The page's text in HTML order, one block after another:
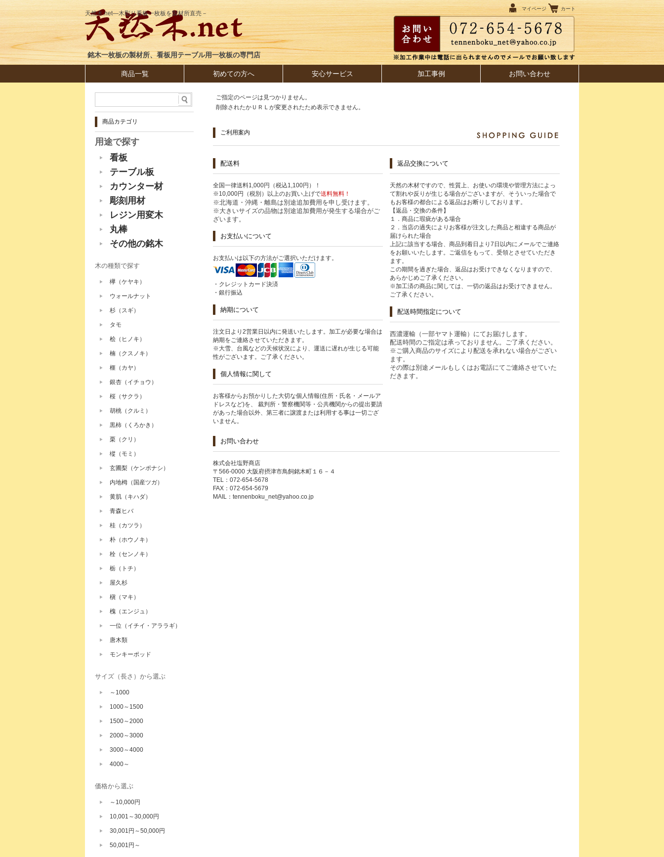
天然木.net―木彫り看板一枚板を製材所直売－
銘木一枚板の製材所、看板用テーブル用一枚板の専門店
マイページ カート
商品一覧 初めての方へ 安心サービス 加工事例 お問い合わせ
ご指定のページは見つかりません。
削除されたかＵＲＬが変更されたため表示できません。
ご利用案内
配送料
全国一律送料1,000円（税込1,100円）！
※10,000円（税別）以上のお買い上げで送料無料！
※北海道・沖縄・離島は別途追加費用を申し受けます。
※大きいサイズの品物は別途追加費用が発生する場合がご
ざいます。
お支払いについて
お支払いは以下の方法がご選択いただけます。
・クレジットカード決済
・銀行振込
納期について
注文日より2営業日以内に発送いたします。加工が必要な場合は
納期をご連絡させていただきます。
※大雪、台風などの天候状況により、運送に遅れが生じる可能
性がございます。ご了承ください。
個人情報に関して
お客様からお預かりした大切な個人情報(住所・氏名・メールア
ドレスなど)を、 裁判所・警察機関等・公共機関からの提出要請
があった場合以外、第三者に譲渡または利用する事は一切ござ
いません。
返品交換について
天然の木材ですので、性質上、お使いの環境や管理方法によっ
て割れや反りが生じる場合がございますが、そういった場合で
もお客様の都合による返品はお断りしております。
【返品・交換の条件】
１．商品に瑕疵がある場合
２．当店の過失によりお客様が注文した商品と相違する商品が
届けられた場合
上記に該当する場合、商品到着日より7日以内にメールでご連絡
をお願いいたします。ご返信をもって、受領とさせていただき
ます。
この期間を過ぎた場合、返品はお受けできなくなりますので、
あらかじめご了承ください。
※加工済の商品に関しては、一切の返品はお受けできません。
ご了承ください。
配送時間指定について
西濃運輸（一部ヤマト運輸）にてお届けします。
配送時間のご指定は承っておりません。ご了承ください。
※ご購入商品のサイズにより配送を承れない場合がござい
ます。
その際は別途メールもしくはお電話にてご連絡させていた
だきます。
お問い合わせ
株式会社塩野商店
〒566-0000 大阪府摂津市鳥飼銘木町１６－４
TEL：072-654-5678
FAX：072-654-5679
MAIL： tennenboku_net@yahoo.co.jp
商品カテゴリ
用途で探す
看板
テーブル板
カウンター材
彫刻用材
レジン用変木
丸棒
その他の銘木
木の種類で探す
欅（ケヤキ）
ウォールナット
杉（スギ）
タモ
桧（ヒノキ）
楠（クスノキ）
榧（カヤ）
銀杏（イチョウ）
桜（サクラ）
胡桃（クルミ）
黒柿（くろかき）
栗（クリ）
樅（モミ）
玄圃梨（ケンポナシ）
内地栂（国産ツガ）
黄肌（キハダ）
青森ヒバ
桂（カツラ）
朴（ホウノキ）
栓（センノキ）
栃（トチ）
屋久杉
槇（マキ）
槐（エンジュ）
一位（イチイ・アララギ）
唐木類
モンキーポッド
サイズ（長さ）から選ぶ
～1000
1000～1500
1500～2000
2000～3000
3000～4000
4000～
価格から選ぶ
～10,000円
10,001～30,000円
30,001円～50,000円
50,001円～